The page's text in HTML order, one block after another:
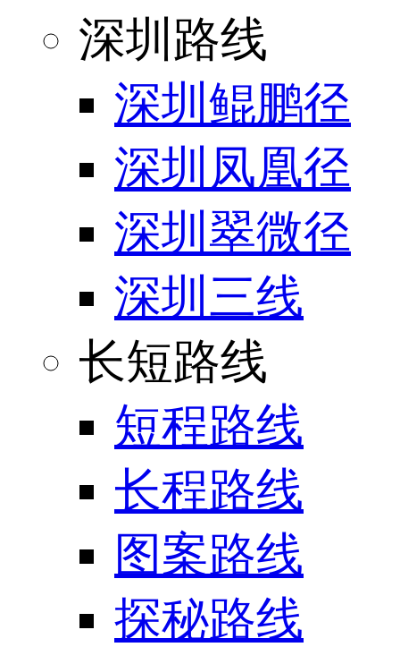
深圳路线
深圳鲲鹏径
深圳凤凰径
深圳翠微径
深圳三线
长短路线
短程路线
长程路线
图案路线
探秘路线